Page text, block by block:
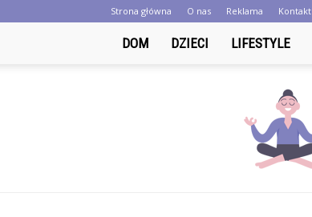
Strona główna O nas Reklama Kontakt
DOM DZIECI LIFESTYLE